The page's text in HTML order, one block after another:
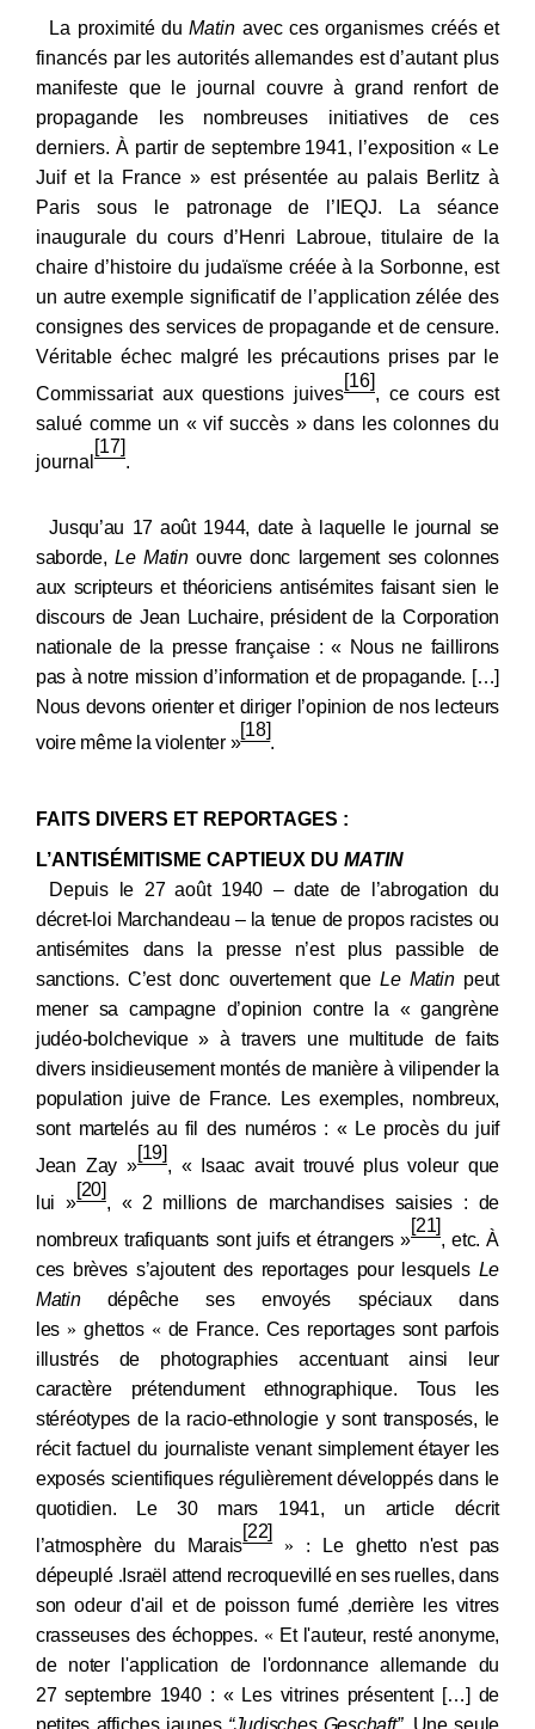
La proximité duMatin avec ces organismes créés et
financés par les autorités allemandes est d’autant plus
manifeste que le journal couvre à grand renfort de
propagande les nombreuses initiatives de ces
derniers. À partir de septembre 1941, l’exposition « Le
Juif et la France » est présentée au palais Berlitz à
Paris sous le patronage de l’IEQJ. La séance
inaugurale du cours d’Henri Labroue, titulaire de la
chaire d’histoire du judaïsme créée à la Sorbonne, est
un autre exemple significatif de l’application zélée des
consignes des services de propagande et de censure.
Véritable échec malgré les précautions prises par le
Commissariat aux questions juives
[16]
, ce cours est
salué comme un « vif succès » dans les colonnes du
journal
[17]
.
Jusqu’au 17 août 1944, date à laquelle le journal se
saborde,Le Matinouvre donc largement ses colonnes
aux scripteurs et théoriciens antisémites faisant sien le
discours de Jean Luchaire, président de la Corporation
nationale de la presse française : « Nous ne faillirons
pas à notre mission d’information et de propagande. […]
Nous devons orienter et diriger l’opinion de nos lecteurs
voire même la violenter »
[18]
.
FAITS DIVERS ET REPORTAGES :
L’ANTISÉMITISME CAPTIEUX DU MATIN
Depuis le 27 août 1940 – date de l’abrogation du
décret-loi Marchandeau – la tenue de propos racistes ou
antisémites dans la presse n’est plus passible de
sanctions. C’est donc ouvertement que Le Matinpeut
mener sa campagne d’opinion contre la « gangrène
judéo-bolchevique » à travers une multitude de faits
divers insidieusement montés de manière à vilipender la
population juive de France. Les exemples, nombreux,
sont martelés au fil des numéros : « Le procès du juif
Jean Zay »
[19]
, « Isaac avait trouvé plus voleur que
lui »
[20]
, « 2 millions de marchandises saisies : de
nombreux trafiquants sont juifs et étrangers »
[21]
, etc. À
ces brèves s’ajoutent des reportages pour lesquels Le
Matin
dépêche ses envoyés spéciaux dans
les «ghettos» de France. Ces reportages sont parfois
illustrés de photographies accentuant ainsi leur
caractère prétendument ethnographique. Tous les
stéréotypes de la racio-ethnologie y sont transposés, le
récit factuel du journaliste venant simplement étayer les
exposés scientifiques régulièrement développés dans le
quotidien. Le 30
mars 1941, un article décrit
l’atmosphère du Marais
[22]
: «
Le ghetto n'est pas
dépeuplé. Israël attend recroquevilléen ses ruelles, dans
son odeur d'ail et de poisson fumé,derrière les vitres
crasseuses des échoppes. » Et l'auteur, resté anonyme,
de noter l'application de l'ordonnance allemande du
27 septembre 1940 : « Les vitrines présentent […] de
petites affiches jaunes “Judisches Geschaft”. Une seule
Citer cet article Fermer
DEMERSSEMAN, A. (2017) La rafle du billet
vert et les campagnes antisémites du journal
"Le Matin".En Jeu. Histoire et mémoires
Contacter Fermer